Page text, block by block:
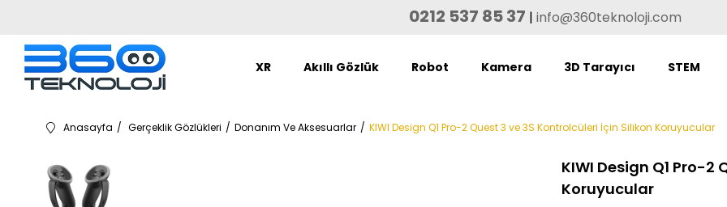
0212 537 85 37 | info@360teknoloji.com
XR Akıllı Gözlük Robot Kamera 3D Tarayıcı STEM
Anasayfa Gerçeklik Gözlükleri Donanım Ve Aksesuarlar KIWI Design Q1 Pro-2 Quest 3 ve 3S Kontrolcüleri İçin Silikon Koruyucular
KIWI Design Q1 Pro-
Koruyucular